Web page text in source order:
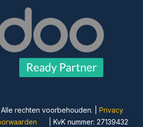
rechten voorbehouden. |
Privacy
​| KvK nummer: 27139432